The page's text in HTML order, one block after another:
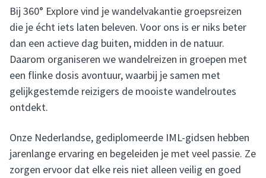
Bij 360° Explore vind je wandelvakantie groepsreizen
die je écht iets laten beleven. Voor ons is er niks beter
dan een actieve dag buiten, midden in de natuur.
Daarom organiseren we wandelreizen in groepen met
een flinke dosis avontuur, waarbij je samen met
gelijkgestemde reizigers de mooiste wandelroutes
ontdekt.
Onze Nederlandse, gediplomeerde IML-gidsen hebben
jarenlange ervaring en begeleiden je met veel passie. Ze
zorgen ervoor dat elke reis niet alleen veilig en goed